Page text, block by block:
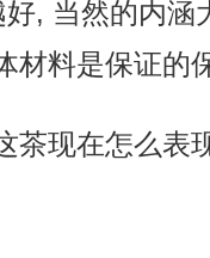
, 当然的内涵
材料是保证的
茶现在怎么表